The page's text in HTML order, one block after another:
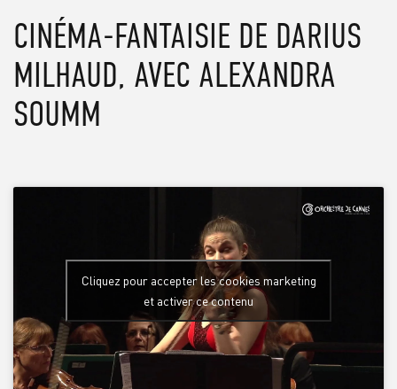
CINÉMA-FANTAISIE DE DARIUS
MILHAUD, AVEC ALEXANDRA
SOUMM
Cliquez pour accepter les cookies marketing
et activer ce contenu